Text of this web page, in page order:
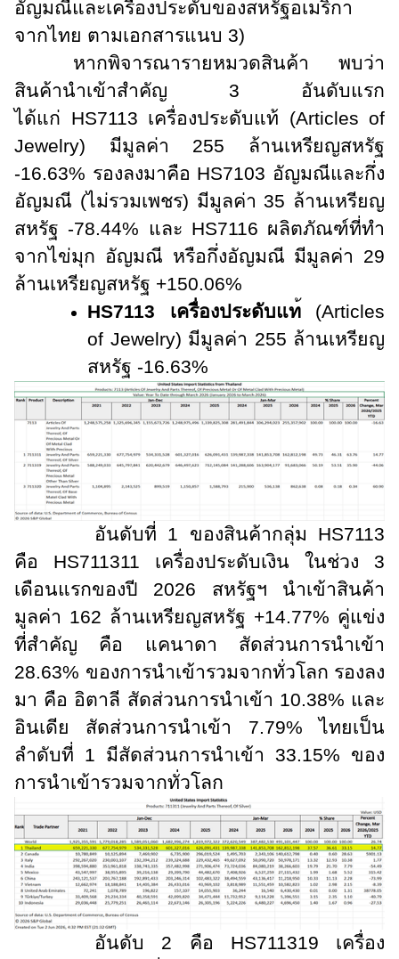
อัญมณีและเครื่องประดับของสหรัฐอเมริกา
จากไทย ตามเอกสารแนบ 3)
หากพิจารณารายหมวดสินค้า พบว่า
สินค้านำเข้าสำคัญ 3 อันดับแรก
ได้แก่ HS7113 เครื่องประดับแท้ (Articles of
Jewelry) มีมูลค่า 255 ล้านเหรียญสหรัฐ
-16.63% รองลงมาคือ HS7103 อัญมณีและกึ่ง
อัญมณี (ไม่รวมเพชร) มีมูลค่า 35 ล้านเหรียญ
สหรัฐ -78.44% และ HS7116 ผลิตภัณฑ์ที่ทำ
จากไข่มุก อัญมณี หรือกึ่งอัญมณี มีมูลค่า 29
ล้านเหรียญสหรัฐ +150.06%
HS7113 เครื่องประดับแท้ (Articles
of Jewelry) มีมูลค่า 255 ล้านเหรียญ
สหรัฐ -16.63%
อันดับที่ 1 ของสินค้ากลุ่ม HS7113
คือ HS711311 เครื่องประดับเงิน ในช่วง 3
เดือนแรกของปี 2026 สหรัฐฯ นำเข้าสินค้า
มูลค่า 162 ล้านเหรียญสหรัฐ +14.77% คู่แข่ง
ที่สำคัญ คือ แคนาดา สัดส่วนการนำเข้า
28.63% ของการนำเข้ารวมจากทั่วโลก รองลง
มา คือ อิตาลี สัดส่วนการนำเข้า 10.38% และ
อินเดีย สัดส่วนการนำเข้า 7.79% ไทยเป็น
ลำดับที่ 1 มีสัดส่วนการนำเข้า 33.15% ของ
การนำเข้ารวมจากทั่วโลก
อันดับ 2 คือ HS711319 เครื่อง